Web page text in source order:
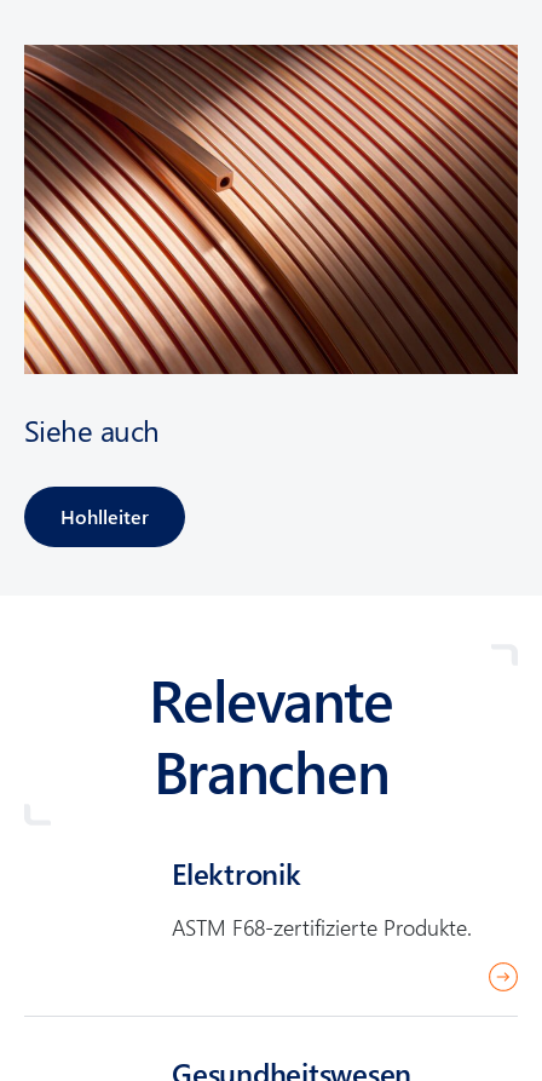
Siehe auch
Hohlleiter
Relevante
Branchen
Elektronik
ASTM F68-zertifizierte Produkte.
r
e
Gesundheits­wesen